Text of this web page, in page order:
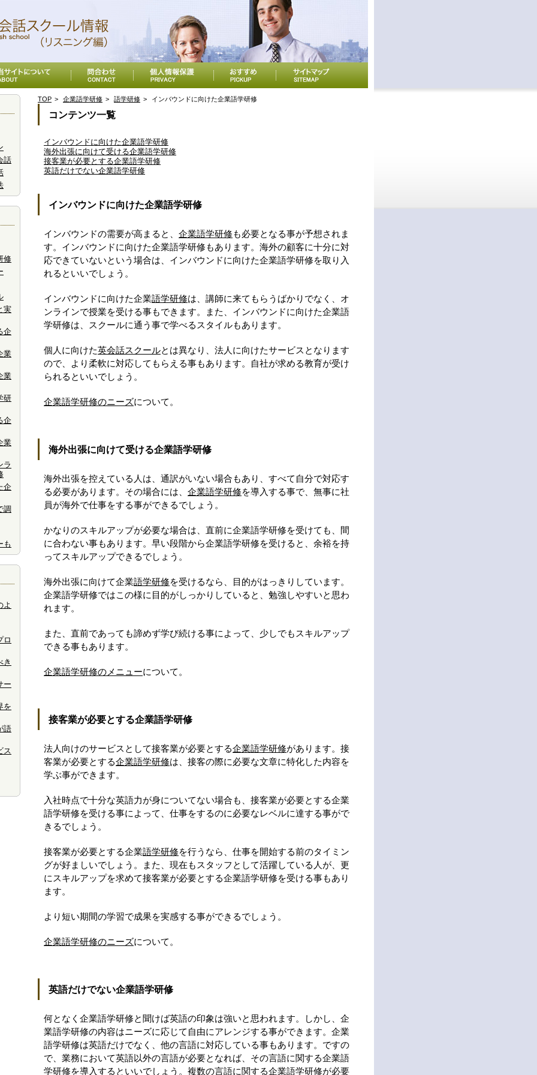
話
修
実
企
業
業
研
企
業
ラ
企
調
も
よ
ロ
き
ー
を
語
ス
TOP 企業語学研修 語学研修 インバウンドに向けた企業語学研修
コンテンツ一覧
インバウンドに向けた企業語学研修
海外出張に向けて受ける企業語学研修
接客業が必要とする企業語学研修
英語だけでない企業語学研修
インバウンドに向けた企業語学研修
インバウンドの需要が高まると、 企業語学研修も必要となる事が予想されま
す。インバウンドに向けた企業語学研修もあります。海外の顧客に十分に対
応できていないという場合は、インバウンドに向けた企業語学研修を取り入
れるといいでしょう。
インバウンドに向けた企業語学研修は、講師に来てもらうばかりでなく、オ
ンラインで授業を受ける事もできます。また、インバウンドに向けた企業語
学研修は、スクールに通う事で学べるスタイルもあります。
個人に向けた英会話スクールとは異なり、法人に向けたサービスとなります
ので、より柔軟に対応してもらえる事もあります。自社が求める教育が受け
られるといいでしょう。
企業語学研修のニーズについて。
海外出張に向けて受ける企業語学研修
海外出張を控えている人は、通訳がいない場合もあり、すべて自分で対応す
る必要があります。その場合には、 企業語学研修を導入する事で、無事に社
員が海外で仕事をする事ができるでしょう。
かなりのスキルアップが必要な場合は、直前に企業語学研修を受けても、間
に合わない事もあります。早い段階から企業語学研修を受けると、余裕を持
ってスキルアップできるでしょう。
海外出張に向けて企業語学研修を受けるなら、目的がはっきりしています。
企業語学研修ではこの様に目的がしっかりしていると、勉強しやすいと思わ
れます。
また、直前であっても諦めず学び続ける事によって、少しでもスキルアップ
できる事もあります。
企業語学研修のメニューについて。
接客業が必要とする企業語学研修
法人向けのサービスとして接客業が必要とする企業語学研修があります。接
客業が必要とする企業語学研修は、接客の際に必要な文章に特化した内容を
学ぶ事ができます。
入社時点で十分な英語力が身についてない場合も、接客業が必要とする企業
語学研修を受ける事によって、仕事をするのに必要なレベルに達する事がで
きるでしょう。
接客業が必要とする企業語学研修を行うなら、仕事を開始する前のタイミン
グが好ましいでしょう。また、現在もスタッフとして活躍している人が、更
にスキルアップを求めて接客業が必要とする企業語学研修を受ける事もあり
ます。
より短い期間の学習で成果を実感する事ができるでしょう。
企業語学研修のニーズについて。
英語だけでない企業語学研修
何となく企業語学研修と聞けば英語の印象は強いと思われます。しかし、企
業語学研修の内容はニーズに応じて自由にアレンジする事ができます。企業
語学研修は英語だけでなく、他の言語に対応している事もあります。ですの
で、業務において英語以外の言語が必要となれば、その言語に関する企業語
学研修を導入するといいでしょう。複数の言語に関する企業語学研修が必要